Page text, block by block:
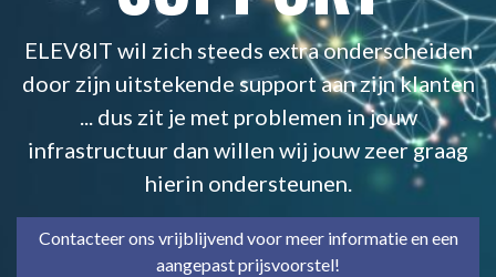
ELEV8IT wil zich steeds extra onderscheiden
door zijn uitstekende support aan zijn klanten
... dus zit je met problemen in jouw
infrastructuur dan willen wij jouw zeer graag
hierin ondersteunen.
Contacteer ons vrijblijvend voor meer informatie en een
aangepast prijsvoorstel!